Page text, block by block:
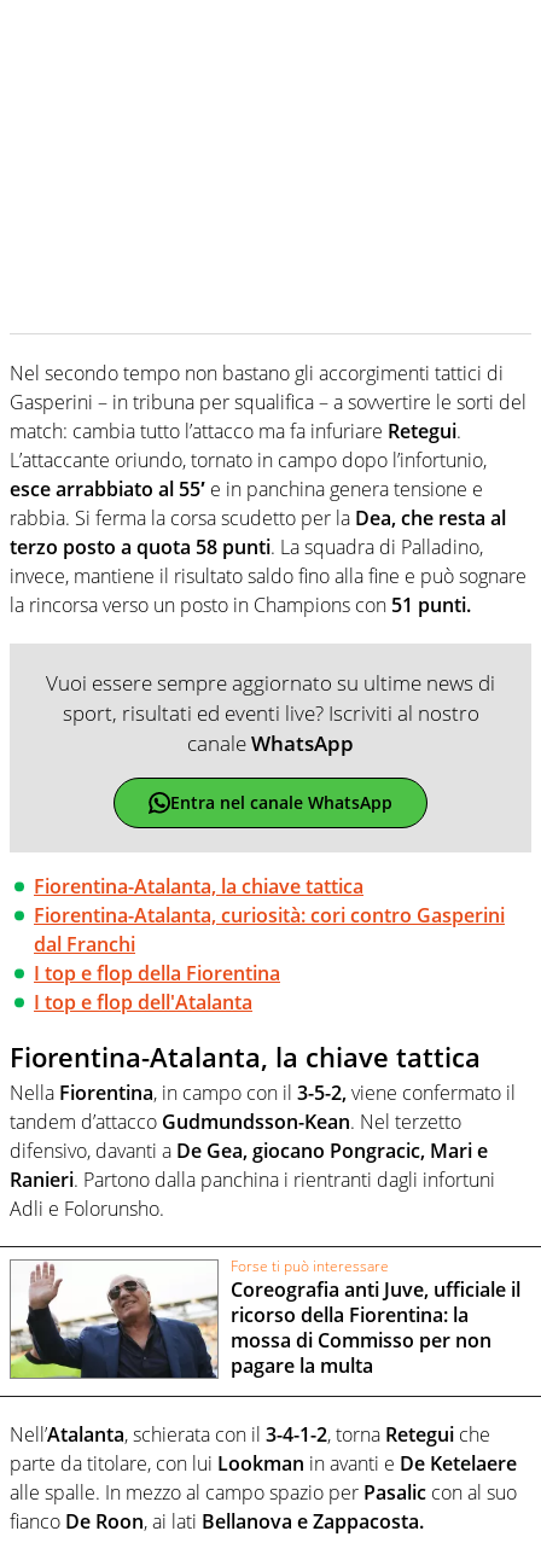
Nel secondo tempo non bastano gli accorgimenti tattici di
Gasperini – in tribuna per squalifica – a sovvertire le sorti del
match: cambia tutto l’attacco ma fa infuriare Retegui.
L’attaccante oriundo, tornato in campo dopo l’infortunio,
esce arrabbiato al 55′ e in panchina genera tensione e
rabbia. Si ferma la corsa scudetto per la Dea, che resta al
terzo posto a quota 58 punti. La squadra di Palladino,
invece, mantiene il risultato saldo fino alla fine e può sognare
la rincorsa verso un posto in Champions con 51 punti.
Vuoi essere sempre aggiornato su ultime news di
sport, risultati ed eventi live? Iscriviti al nostro
canaleWhatsApp
Entra nel canale WhatsApp
Fiorentina-Atalanta, la chiave tattica
Fiorentina-Atalanta, curiosità: cori contro Gasperini
dal Franchi
I top e flop della Fiorentina
I top e flop dell'Atalanta
Fiorentina-Atalanta, la chiave tattica
Nella Fiorentina, in campo con il 3-5-2,viene confermato il
tandem d’attacco Gudmundsson-Kean. Nel terzetto
difensivo, davanti a De Gea, giocano Pongracic, Mari e
Ranieri. Partono dalla panchina i rientranti dagli infortuni
Adli e Folorunsho.
Forse ti può interessare
Coreografia anti Juve, ufficiale il
ricorso della Fiorentina: la
mossa di Commisso per non
pagare la multa
Nell’Atalanta, schierata con il 3-4-1-2, torna Retegui che
parte da titolare, con lui Lookman in avanti e De Ketelaere
alle spalle. In mezzo al campo spazio per Pasalic con al suo
fianco De Roon, ai lati Bellanova e Zappacosta.